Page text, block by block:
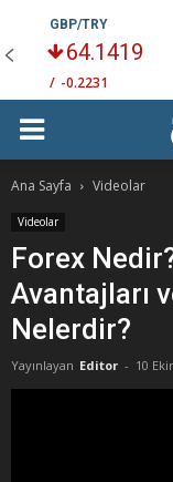
GBP/TRY
64.1419
/ -0.2231
Ana Sayfa Videolar
Videolar
Forex
Avantajları
Nelerdir?
Yayınlayan Editor - 10